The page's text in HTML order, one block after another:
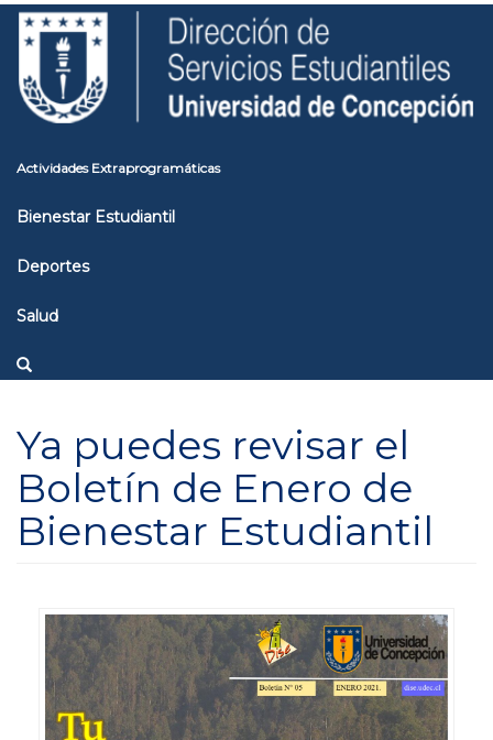
Pasar
contenido
principal
Toggle
high
contrast
Actividades Extraprogramáticas
Bienestar Estudiantil
Deportes
Salud
Ya puedes revisar el
Boletín de Enero de
Bienestar Estudiantil